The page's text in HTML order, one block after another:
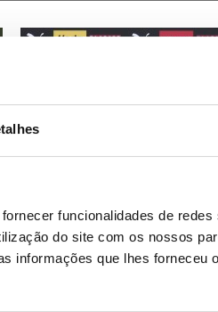
funcionalidades de
do site com os nossos
informações que lhes forneceu
Supertaça: FC Porto -
(declarações 2)